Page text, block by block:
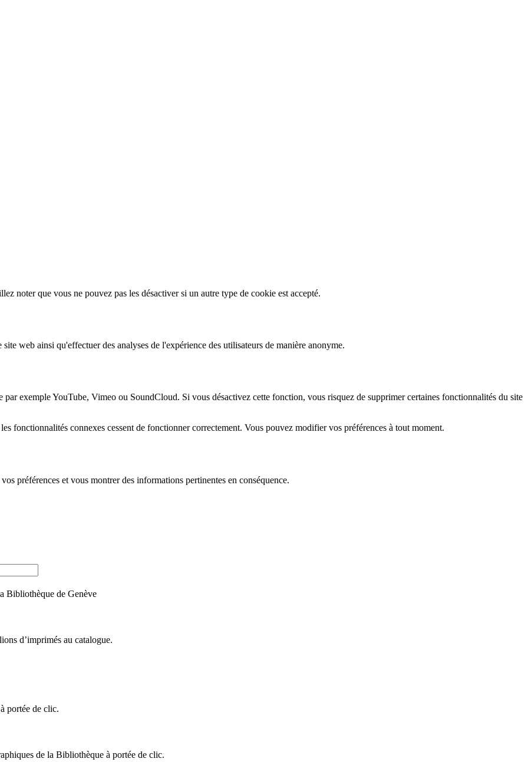
noter que vous ne pouvez pas les désactiver si un autre type de cookie est accepté.
web ainsi qu'effectuer des analyses de l'expérience des utilisateurs de manière anonyme.
exemple YouTube, Vimeo ou SoundCloud. Si vous désactivez cette fonction, vous risquez de supprimer certaines fonctionnalités du site
fonctionnalités connexes cessent de fonctionner correctement. Vous pouvez modifier vos préférences à tout moment.
préférences et vous montrer des informations pertinentes en conséquence.
Bibliothèque de Genève
d’imprimés au catalogue.
portée de clic.
de la Bibliothèque à portée de clic.